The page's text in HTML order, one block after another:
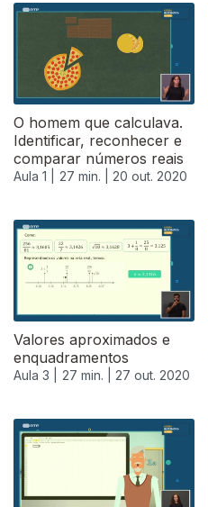
O homem que calculava.
Identificar, reconhecer e
comparar números reais
Aula 1 | 27 min. | 20 out. 2020
Valores aproximados e
enquadramentos
Aula 3 | 27 min. | 27 out. 2020